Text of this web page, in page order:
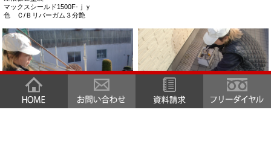
マックスシールド1500F-ｊｙ
色 Ｃ/Ｂリバーガム３分艶